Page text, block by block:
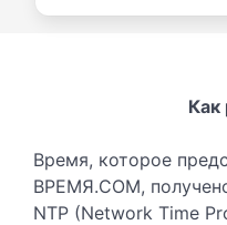
Как
Время, которое
ВРЕМЯ.COM,
NTP (Network Time